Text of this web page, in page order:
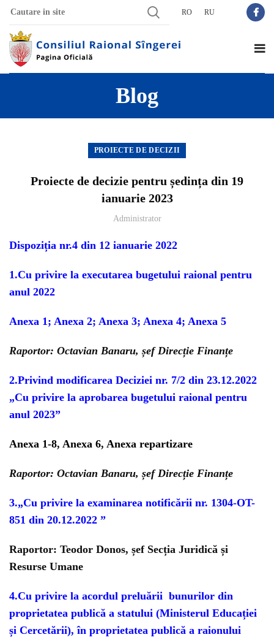
RO RU
Blog
PROIECTE DE DECIZII
Proiecte de decizie pentru ședința din 19
ianuarie 2023
Administrator
Dispoziția nr.4 din 12 ianuarie 2022
1.Cu privire la executarea bugetului raional pentru
anul 2022
Anexa 1; Anexa 2; Anexa 3; Anexa 4; Anexa 5
Raportor: Octavian Banaru, șef Direcție Finanțe
2.Privind modificarea Deciziei nr. 7/2 din 23.12.2022
„Cu privire la aprobarea bugetului raional pentru
anul 2023”
Anexa 1-8, Anexa 6, Anexa repartizare
Raportor: Octavian Banaru, șef Direcție Finanțe
3.„Cu privire la examinarea notificării nr. 1304-OT-
851 din 20.12.2022 ”
Raportor: Teodor Donos, șef Secția Juridică și
Resurse Umane
4.Cu privire la acordul preluării bunurilor din
proprietatea publică a statului (Ministerul Educației
și Cercetării), în proprietatea publică a raionului